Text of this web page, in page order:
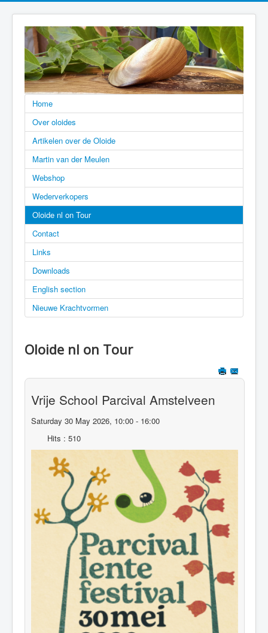
Home
Over oloides
Artikelen over de Oloide
Martin van der Meulen
Webshop
Wederverkopers
Oloide nl on Tour
Contact
Links
Downloads
English section
Nieuwe Krachtvormen
Oloide nl on Tour
Vrije School Parcival Amstelveen
Saturday 30 May 2026, 10:00 - 16:00
Hits : 510